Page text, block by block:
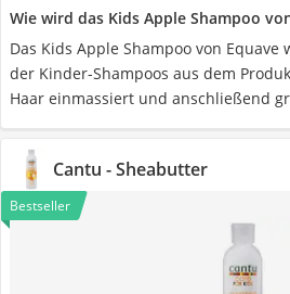
Wie wird das Kids Apple Shampoo
Das Kids Apple Shampoo von
der Kinder-Shampoos aus dem
Haar einmassiert und anschließend
Cantu - Sheabutter
Bestseller